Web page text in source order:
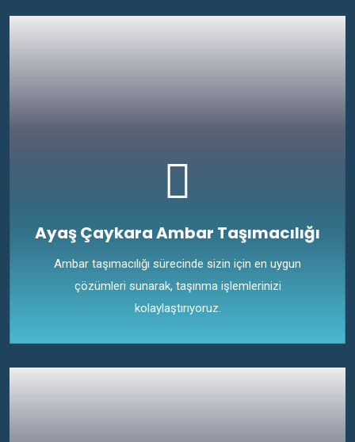
Ayaş Çaykara Ambar Taşımacılığı
Ambar taşımacılığı sürecinde sizin için en uygun
çözümleri sunarak, taşınma işlemlerinizi
kolaylaştırıyoruz.